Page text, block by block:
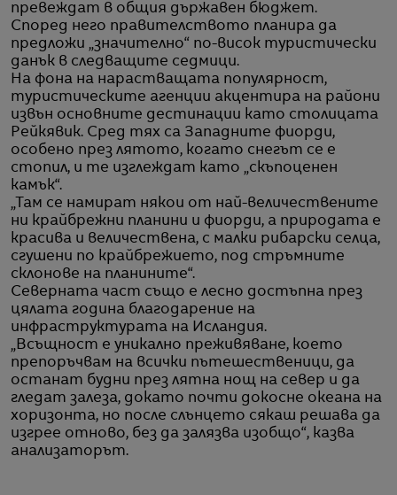
превеждат в общия държавен бюджет.
Според него правителството планира да
предложи „значително“ по-висок туристически
данък в следващите седмици.
На фона на нарастващата популярност,
туристическите агенции акцентира на райони
извън основните дестинации като столицата
Рейкявик. Сред тях са Западните фиорди,
особено през лятото, когато снегът се е
стопил, и те изглеждат като „скъпоценен
камък“.
„Там се намират някои от най-величествените
ни крайбрежни планини и фиорди, а природата е
красива и величествена, с малки рибарски селца,
сгушени по крайбрежието, под стръмните
склонове на планините“.
Северната част също е лесно достъпна през
цялата година благодарение на
инфраструктурата на Исландия.
„Всъщност е уникално преживяване, което
препоръчвам на всички пътешественици, да
останат будни през лятна нощ на север и да
гледат залеза, докато почти докосне океана на
хоризонта, но после слънцето сякаш решава да
изгрее отново, без да залязва изобщо“, казва
анализаторът.